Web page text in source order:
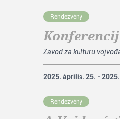
Rendezvény
Zavod za kulturu
2025. április. 25. -
Rendezvény